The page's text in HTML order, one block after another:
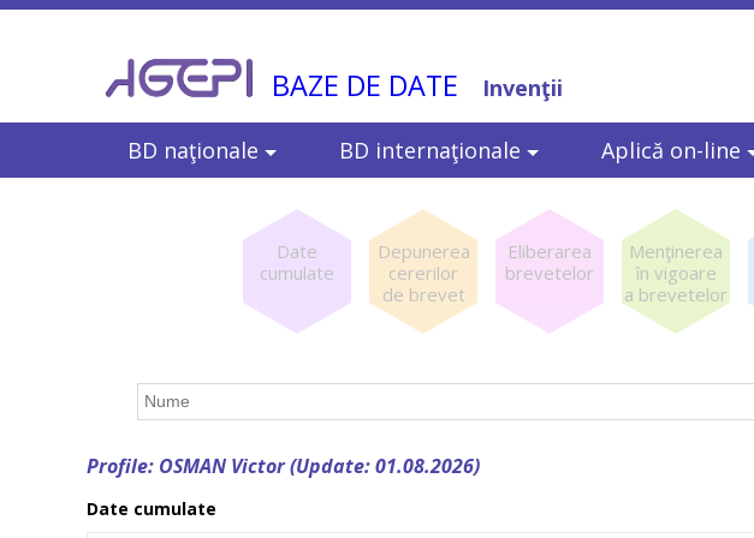
BAZE DE DATE Invenţii
BD naţionale BD internaţionale Aplică on-line
Date
cumulate
Depunerea
cererilor
de brevet
Eliberarea
brevetelor
Menţinerea
în vigoare
a brevetelor
Profile: OSMAN Victor (Update: 01.08.2026)
Date cumulate